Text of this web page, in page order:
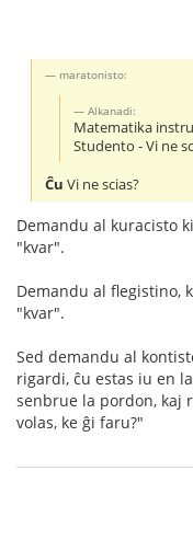
maratonisto:
Alkanadi:
Matematika
Studento - Vi ne
Ĉu Vi ne scias?
Demandu al kuracisto
"kvar".
Demandu al flegistino,
"kvar".
Sed demandu al
rigardi, ĉu estas iu en
senbrue la pordon, kaj
volas, ke ĝi faru?"